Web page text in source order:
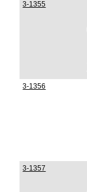
3-1355
3-1356
3-1357